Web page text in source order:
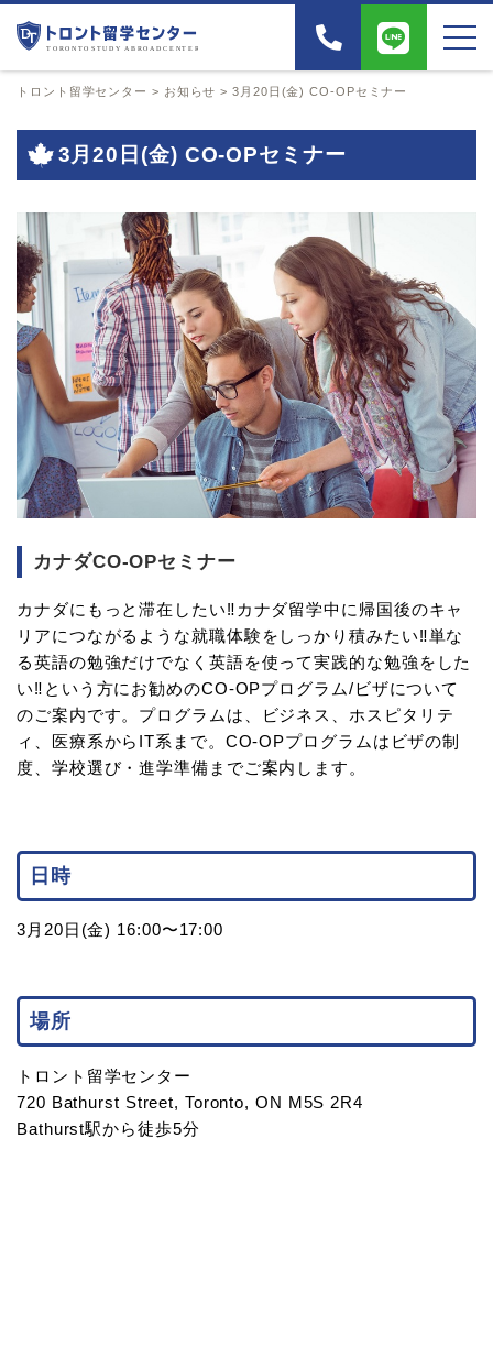
トロント留学センター > お知らせ >3月20日(金) CO-OPセミナー
3月20日(金) CO-OPセミナー
カナダCO-OPセミナー
カナダにもっと滞在したい‼カナダ留学中に帰国後のキャ
リアにつながるような就職体験をしっかり積みたい‼単な
る英語の勉強だけでなく英語を使って実践的な勉強をした
い‼という方にお勧めのCO-OPプログラム/ビザについて
のご案内です。プログラムは、ビジネス、ホスピタリテ
ィ、医療系からIT系まで。CO-OPプログラムはビザの制
度、学校選び・進学準備までご案内します。
日時
3月20日(金) 16:00〜17:00
場所
トロント留学センター
720 Bathurst Street, Toronto, ON M5S 2R4
Bathurst駅から徒歩5分